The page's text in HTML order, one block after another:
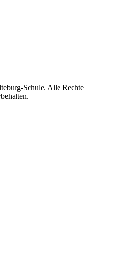
Schule. Alle Rechte